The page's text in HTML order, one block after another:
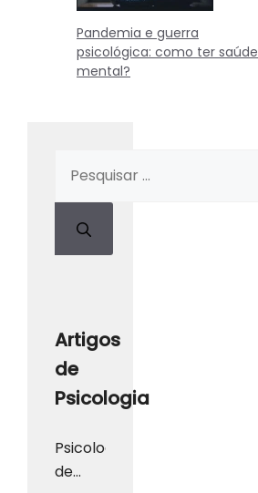
Pandemia e guerra
psicológica: como ter saúde
mental?
Artigos
de
Psicologia
Psicologia
de